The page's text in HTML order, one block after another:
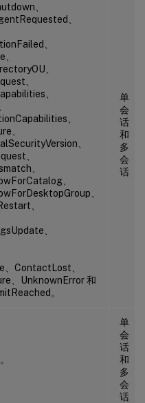
单
会
话
和
多
会
话
、
、
、
、
、
、
、
、
、
、
、
、
、
、
、
、ContactLost、
、UnknownError 和
。
单
会
话
和
多
会
话